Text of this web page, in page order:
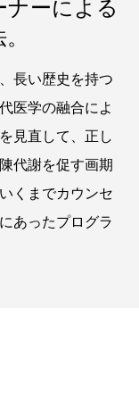
ナーによる
長い歴史を持つ
医学の融合によ
見直して、正し
代謝を促す画期
くまでカウンセ
あったプログラ